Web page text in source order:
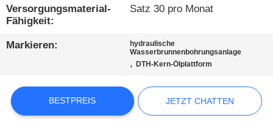
TRETEN
SIE
MIT
IN
VERBINDUNG
Versorgungsmaterial-
Fähigkeit:
Satz 30 pro Monat
Markieren:
hydraulische
Wasserbrunnenbohrungsanlage
,DTH-Kern-Ölplattform
BESTPREIS JETZT CHATTEN